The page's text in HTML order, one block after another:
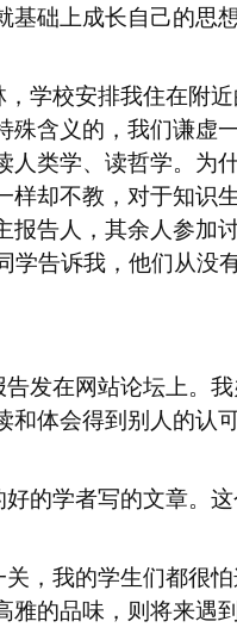
础上成长自己的思
学校安排我住在附
含义的，我们谦虚
人类学、读哲学。为
却不教，对于知识
告人，其余人参加
告诉我，他们从没
发在网站论坛上。
体会得到别人的认
的学者写的文章。
，我的学生们都很
的品味，则将来遇